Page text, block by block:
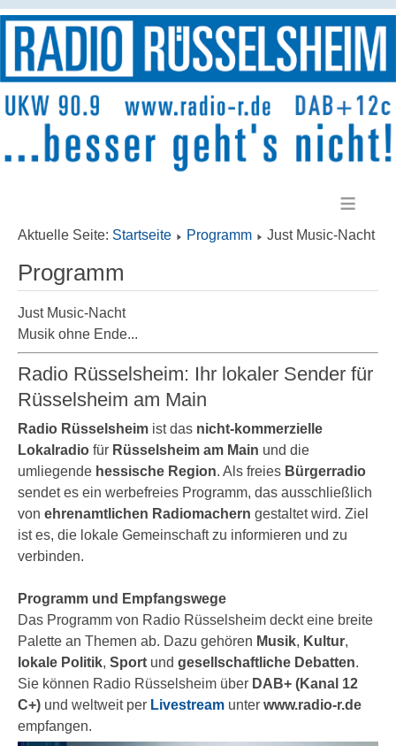
≡
Aktuelle Seite: Startseite Programm Just Music-Nacht
Programm
Just Music-Nacht
Musik ohne Ende...
Radio Rüsselsheim: Ihr lokaler Sender für
Rüsselsheim am Main
Radio Rüsselsheim ist das nicht-kommerzielle
Lokalradio für Rüsselsheim am Main und die
umliegende hessische Region. Als freies Bürgerradio
sendet es ein werbefreies Programm, das ausschließlich
von ehrenamtlichen Radiomachern gestaltet wird. Ziel
ist es, die lokale Gemeinschaft zu informieren und zu
verbinden.
Programm und Empfangswege
Das Programm von Radio Rüsselsheim deckt eine breite
Palette an Themen ab. Dazu gehören Musik, Kultur,
lokale Politik, Sport und gesellschaftliche Debatten.
Sie können Radio Rüsselsheim über DAB+ (Kanal 12
C+) und weltweit per Livestream unter www.radio-r.de
empfangen.